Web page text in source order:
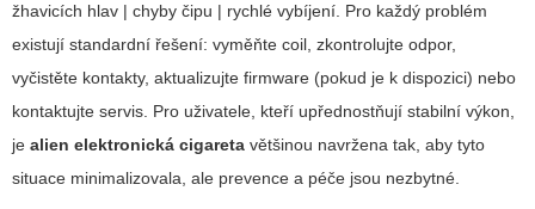
žhavicích hlav | chyby čipu | rychlé vybíjení. Pro každý problém
existují standardní řešení: vyměňte coil, zkontrolujte odpor,
vyčistěte kontakty, aktualizujte firmware (pokud je k dispozici) nebo
kontaktujte servis. Pro uživatele, kteří upřednostňují stabilní výkon,
je alien elektronická cigareta většinou navržena tak, aby tyto
situace minimalizovala, ale prevence a péče jsou nezbytné.